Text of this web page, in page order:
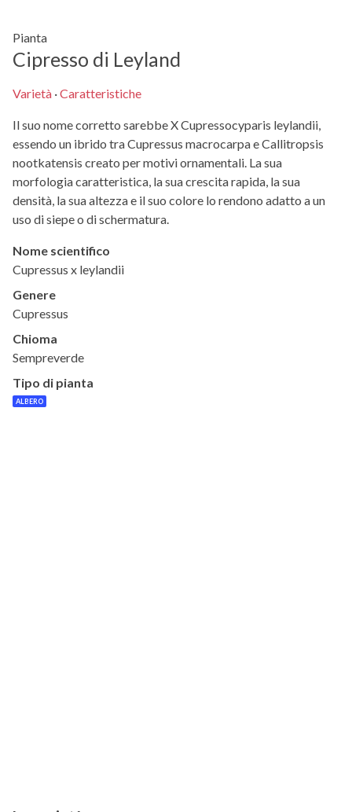
Pianta
Cipresso di Leyland
Varietà ·Caratteristiche
Il suo nome corretto sarebbe X Cupressocyparis leylandii,
essendo un ibrido tra Cupressus macrocarpa e Callitropsis
nootkatensis creato per motivi ornamentali. La sua
morfologia caratteristica, la sua crescita rapida, la sua
densità, la sua altezza e il suo colore lo rendono adatto a un
uso di siepe o di schermatura.
Nome scientifico
Cupressus x leylandii
Genere
Cupressus
Chioma
Sempreverde
Tipo di pianta
ALBERO